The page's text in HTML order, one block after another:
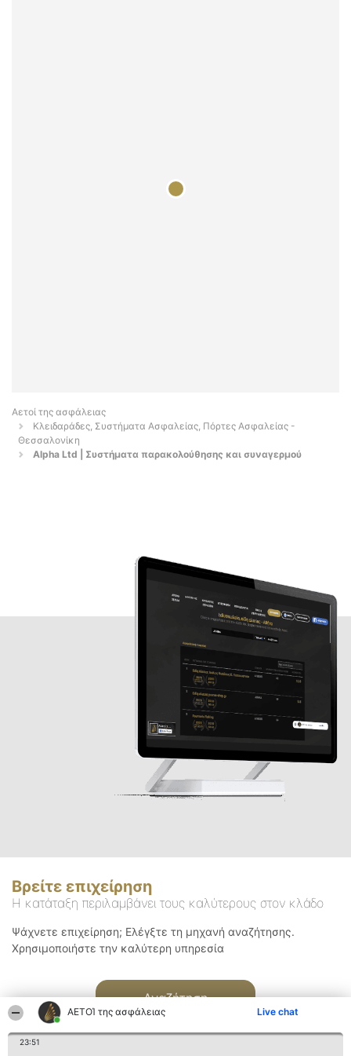
ΑΕΤΟΊ της ασφάλειας Live chat
23:51
Αετοί της ασφάλειας
Κλειδαράδες, Συστήματα Ασφαλείας, Πόρτες Ασφαλείας -
Θεσσαλονίκη
Alpha Ltd | Συστήματα παρακολούθησης και συναγερμού
Βρείτε επιχείρηση
Η κατάταξη περιλαμβάνει τους καλύτερους στον κλάδο
Ψάχνετε επιχείρηση; Ελέγξτε τη μηχανή αναζήτησης.
Χρησιμοποιήστε την καλύτερη υπηρεσία
Αναζήτηση